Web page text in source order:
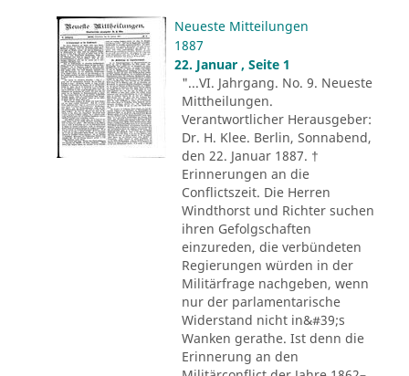
Neueste Mitteilungen
1887
22. Januar , Seite 1
"...VI. Jahrgang. No. 9. Neueste
Mittheilungen.
Verantwortlicher Herausgeber:
Dr. H. Klee. Berlin, Sonnabend,
den 22. Januar 1887. †
Erinnerungen an die
Conflictszeit. Die Herren
Windthorst und Richter suchen
ihren Gefolgschaften
einzureden, die verbündeten
Regierungen würden in der
Militärfrage nachgeben, wenn
nur der parlamentarische
Widerstand nicht in&#39;s
Wanken gerathe. Ist denn die
Erinnerung an den